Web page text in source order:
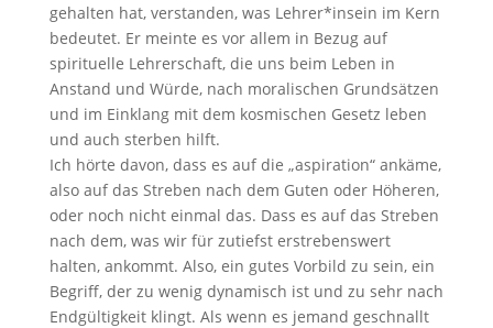
gehalten hat, verstanden, was Lehrer*insein im Kern
bedeutet. Er meinte es vor allem in Bezug auf
spirituelle Lehrerschaft, die uns beim Leben in
Anstand und Würde, nach moralischen Grundsätzen
und im Einklang mit dem kosmischen Gesetz leben
und auch sterben hilft.
Ich hörte davon, dass es auf die „aspiration“ ankäme,
also auf das Streben nach dem Guten oder Höheren,
oder noch nicht einmal das. Dass es auf das Streben
nach dem, was wir für zutiefst erstrebenswert
halten, ankommt. Also, ein gutes Vorbild zu sein, ein
Begriff, der zu wenig dynamisch ist und zu sehr nach
Endgültigkeit klingt. Als wenn es jemand geschnallt